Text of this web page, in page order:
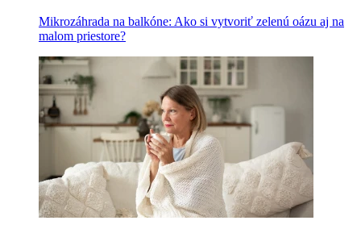
Mikrozáhrada na balkóne: Ako si vytvoriť zelenú oázu aj na
malom priestore?